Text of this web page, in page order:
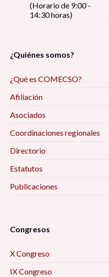
(Horario de 9:00 -
14:30 horas)
¿Quiénes somos?
¿Qué es COMECSO?
Afiliación
Asociados
Coordinaciones regionales
Directorio
Estatutos
Publicaciones
Congresos
X Congreso
IX Congreso